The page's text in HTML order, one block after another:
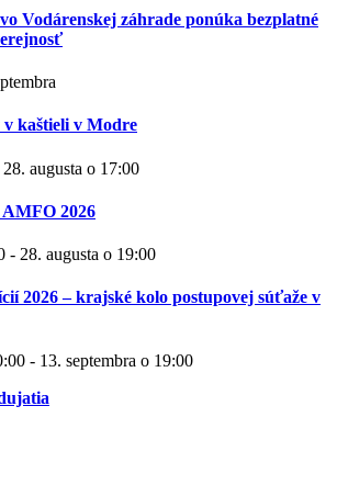
Vodárenskej záhrade ponúka bezplatné
kaštieli v Modre
28. augusta o 17:00
AMFO 2026
- 28. augusta o 19:00
2026 – krajské kolo postupovej súťaže v
- 13. septembra o 19:00